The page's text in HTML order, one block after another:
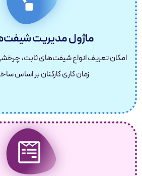
ماژول مدیریت
امکان تعریف انواع شیفت‌های ثابت، چرخشی
زمان کاری کارکنان بر اساس